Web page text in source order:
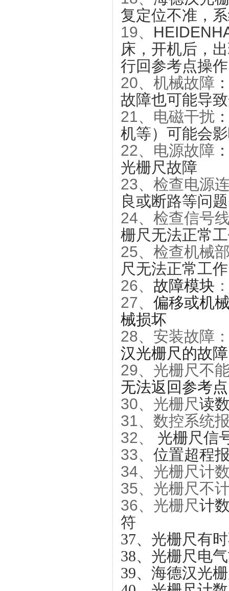
复定位不准，
19、
床，开机后，
行回参考点操作
20、 机械故障
故障也可能导
21、 电磁干扰
机等）可能会
22、 电源故障
光栅尺故障
23、 检查电源
良或断路等问题
24、 检查信号
栅尺无法正常
25、 检查机械
尺无法正常工作
26、 故障模块
27、 偏移或机
械损坏
28、安装故障
汉光栅尺的故
29、光栅尺不
无法返回参考
30、光栅尺读
31、数控系统
32、
光栅尺信
33、 位置超程
34、光栅尺计
35、光栅尺不
36、光栅尺计
符
37、光栅尺有
38、光栅尺 电
39、海德汉光